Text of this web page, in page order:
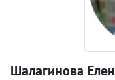
Шалагинова